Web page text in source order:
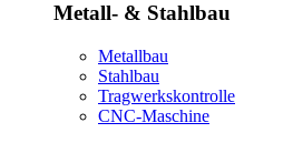
Metall- & Stahlbau
Metallbau
Stahlbau
Tragwerkskontrolle
CNC-Maschine